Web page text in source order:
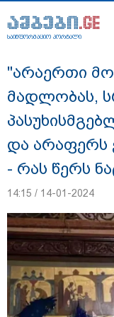
საინფორმაციო პორტალი
გიგა
ანასტასია
ღონისძიების
საინფორმაციო პორტალი
"არაერთი
მადლობას,
და არაფერს
- რას წერს
14:15 / 14-01-2024